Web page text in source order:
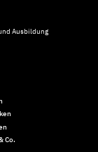
Ausbildung
Co.